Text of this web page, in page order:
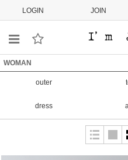
LOGIN JOIN
WOMAN
outer
dress